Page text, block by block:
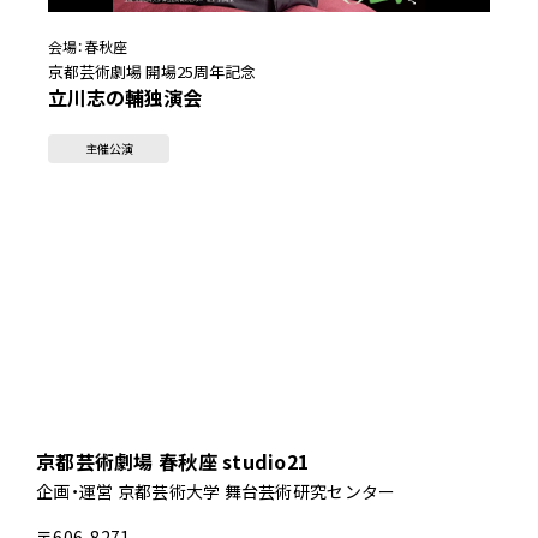
会場：春秋座
京都芸術劇場 開場25周年記念
立川志の輔独演会
主催公演
京都芸術劇場 春秋座 studio21
企画・運営 京都芸術大学 舞台芸術研究センター